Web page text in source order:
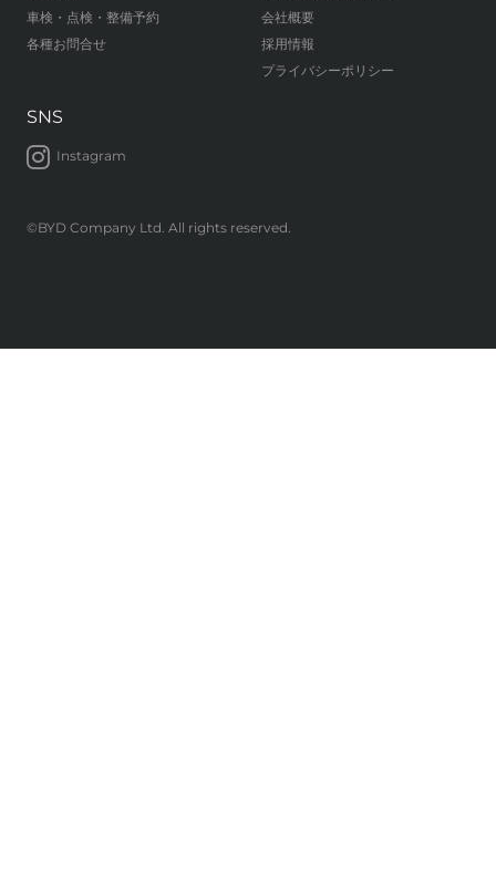
車検・点検・整備予約
各種お問合せ
会社概要
採用情報
プライバシーポリシー
SNS
Instagram
©BYD Company Ltd. All rights reserved.